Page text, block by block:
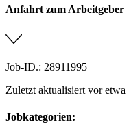
Anfahrt zum Arbeitgeber
Job-ID.: 28911995
Zuletzt aktualisiert vor etwa
Jobkategorien: